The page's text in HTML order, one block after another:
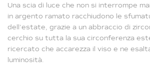
Una scia di luce che non si interrompe
in argento ramato racchiudono le
dell’estate, grazie a un abbraccio di
cerchio su tutta la sua circonferenza
ricercato che accarezza il viso e ne
luminosità.